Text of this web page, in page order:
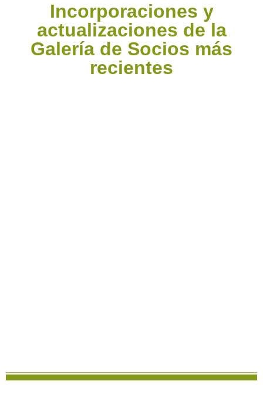
Incorporaciones y
actualizaciones de la
Galería de Socios más
recientes